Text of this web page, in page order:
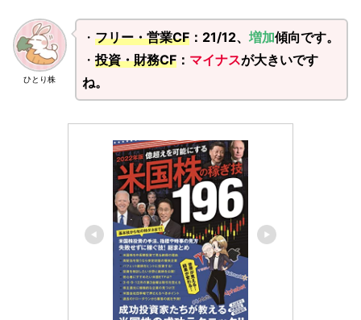
ひとり株
・ フリー・営業CF：21/12、 増加傾向です。
・投資・財務CF： マイナスが大きいです
ね。